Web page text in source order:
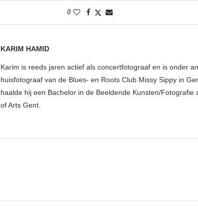
0
KARIM HAMID
Karim is reeds jaren actief als concertfotograaf en is onder
huisfotograaf van de Blues- en Roots Club Missy Sippy in
haalde hij een Bachelor in de Beeldende Kunsten/Fotografie
of Arts Gent.